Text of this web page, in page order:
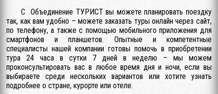
С Объединение ТУРИСТ вы можете планировать поездку
так, как вам удобно – можете заказать туры онлайн через сайт,
по телефону, а также с помощью мобильного приложения для
смартфонов и планшетов. Опытные и компетентные
специалисты нашей компании готовы помочь в приобретении
тура 24 часа в сутки 7 дней в неделю – мы можем
проконсультировать вас в любое время дня и ночи, если вы
выбираете среди нескольких вариантов или хотите узнать
подробнее о стране, курорте или отеле.